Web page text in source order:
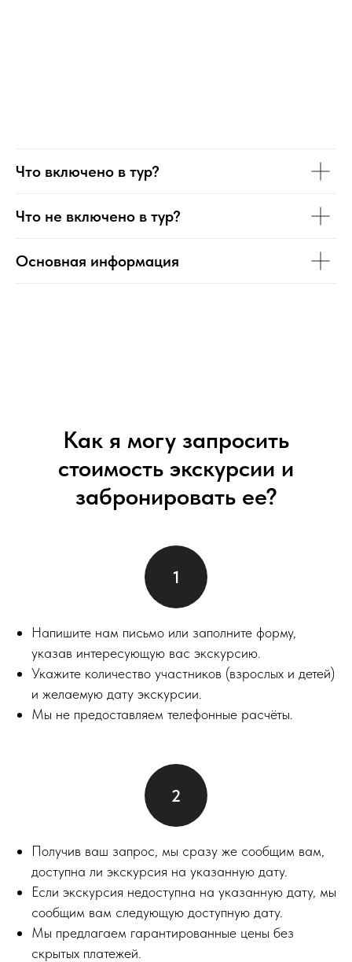
Что включено в тур?
Что не включено в тур?
Основная информация
Как я могу запросить
стоимость экскурсии и
забронировать ее?
Напишите нам письмо или заполните форму,
указав интересующую вас экскурсию.
Укажите количество участников (взрослых и детей)
и желаемую дату экскурсии.
Мы не предоставляем телефонные расчёты.
Получив ваш запрос, мы сразу же сообщим вам,
доступна ли экскурсия на указанную дату.
Если экскурсия недоступна на указанную дату, мы
сообщим вам следующую доступную дату.
Мы предлагаем гарантированные цены без
скрытых платежей.